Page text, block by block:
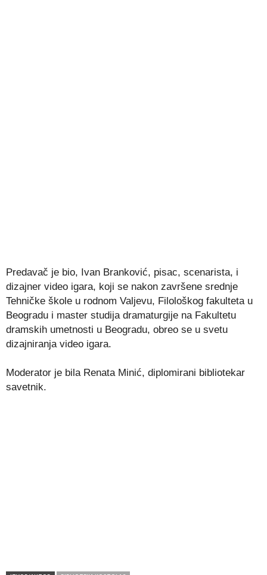
Predavač je bio, Ivan Branković, pisac, scenarista, i
dizajner video igara, koji se nakon završene srednje
Tehničke škole u rodnom Valjevu, Filološkog fakulteta u
Beogradu i master studija dramaturgije na Fakultetu
dramskih umetnosti u Beogradu, obreo se u svetu
dizajniranja video igara.
Moderator je bila Renata Minić, diplomirani bibliotekar
savetnik.